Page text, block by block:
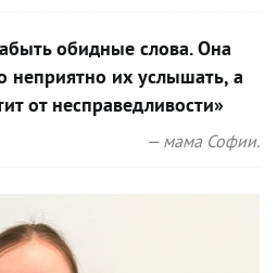
обидные слова. Она
неприятно их услышать, а
от несправедливости»
— мама Софии.